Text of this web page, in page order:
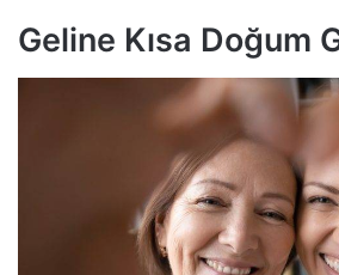
Geline Kısa Doğum